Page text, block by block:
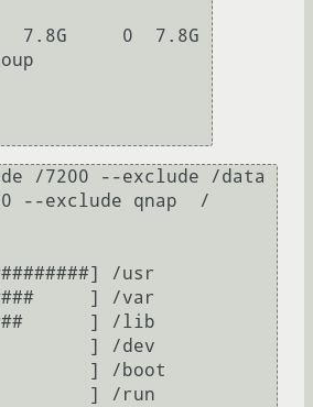
0  7.8G
/7200 --exclude /data
--exclude qnap  /